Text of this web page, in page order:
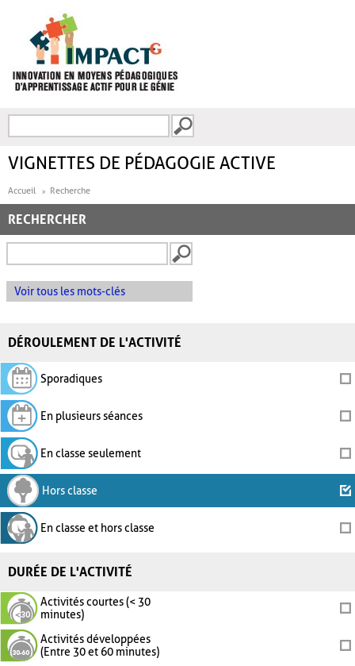
FORMULAIRE DE
VIGNETTES DE PÉDAGOGIE ACTIVE
Accueil Recherche
RECHERCHER
Voir tous les mots-clés
DÉROULEMENT DE L'ACTIVITÉ
Sporadiques
En plusieurs séances
En classe seulement
Hors classe
En classe et hors classe
DURÉE DE L'ACTIVITÉ
Activités courtes (< 30
minutes)
Activités développées
(Entre 30 et 60 minutes)